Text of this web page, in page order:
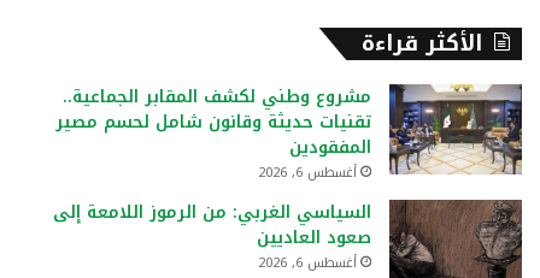
ن
الأكثر قراءة
مشروع وطني لكشف المقابر الجماعية..
تقنيات حديثة وقانون شامل لحسم مصير
المفقودين
أغسطس 6, 2026
السياسي الغربي: من الرموز اللامعة إلى
صعود العاديين
أغسطس 6, 2026